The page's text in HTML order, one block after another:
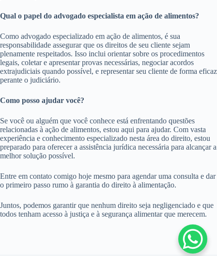
Qual o papel do advogado especialista em ação de alimentos?
Como advogado especializado em ação de alimentos, é sua
responsabilidade assegurar que os direitos de seu cliente sejam
plenamente respeitados. Isso inclui orientar sobre os procedimentos
legais, coletar e apresentar provas necessárias, negociar acordos
extrajudiciais quando possível, e representar seu cliente de forma eficaz
perante o judiciário.
Como posso ajudar você?
Se você ou alguém que você conhece está enfrentando questões
relacionadas à ação de alimentos, estou aqui para ajudar. Com vasta
experiência e conhecimento especializado nesta área do direito, estou
preparado para oferecer a assistência jurídica necessária para alcançar a
melhor solução possível.
Entre em contato comigo hoje mesmo para agendar uma consulta e dar
o primeiro passo rumo à garantia do direito à alimentação.
Juntos, podemos garantir que nenhum direito seja negligenciado e que
todos tenham acesso à justiça e à segurança alimentar que merecem.